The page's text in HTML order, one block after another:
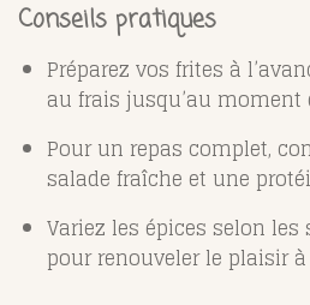
Conseils pratiques
Préparez vos frites à
au frais jusqu’au moment
Pour un repas complet,
salade fraîche et une
Variez les épices selon
pour renouveler le plaisir